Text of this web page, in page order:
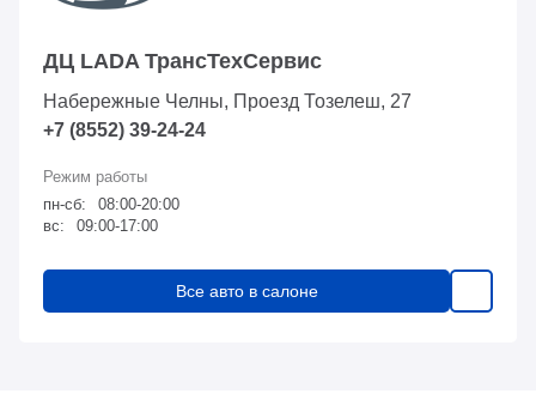
ДЦ LADA ТрансТехСервис
Набережные Челны, Проезд ​Тозелеш, 27
+7 (8552) 39-24-24
пн-сб:
08:00-20:00
вс:
09:00-17:00
Все авто в салоне